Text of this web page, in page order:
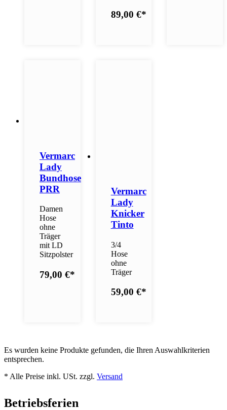
89,00 €*
Vermarc
Lady
Bundhose
PRR
Damen
Hose
ohne
Träger
mit LD
Sitzpolster
79,00 €*
Vermarc
Lady
Knicker
Tinto
3/4
Hose
ohne
Träger
59,00 €*
Es wurden keine Produkte gefunden, die Ihren Auswahlkriterien
entsprechen.
* Alle Preise inkl. USt. zzgl. Versand
Betriebsferien